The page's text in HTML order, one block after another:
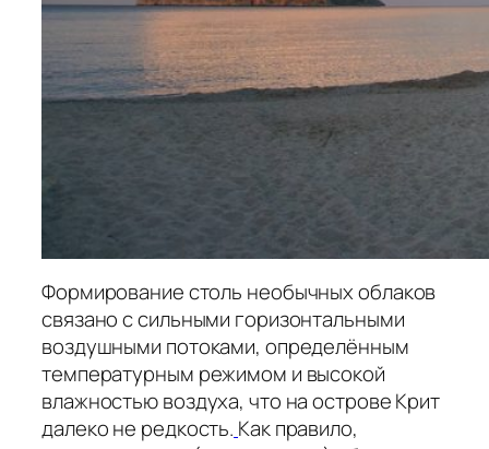
Формирование столь необычных облаков
связано с сильными горизонтальными
воздушными потоками, определённым
температурным режимом и высокой
влажностью воздуха, что на острове Крит
далеко не редкость. Как правило,